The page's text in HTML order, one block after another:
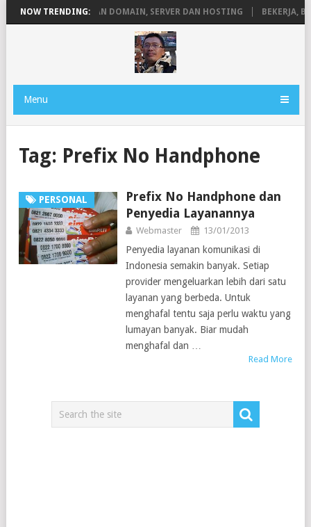
NOW TRENDING:
PENGERTIAN DOMAIN, SERVER DAN HOSTING BEKERJA,
Menu
Tag: Prefix No Handphone
PERSONAL
Prefix No Handphone dan
Penyedia Layanannya
Webmaster 13/01/2013
Penyedia layanan komunikasi di
Indonesia semakin banyak. Setiap
provider mengeluarkan lebih dari satu
layanan yang berbeda. Untuk
menghafal tentu saja perlu waktu yang
lumayan banyak. Biar mudah
menghafal dan …
Read More